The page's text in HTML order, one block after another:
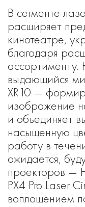
В сегменте
расширяет
кинотеатре,
благодаря
выдающийся
XR10 —
изображение
и объединяет
насыщенную
работу в
ожидается,
проекторов —
PX4 Pro Laser
воплощением